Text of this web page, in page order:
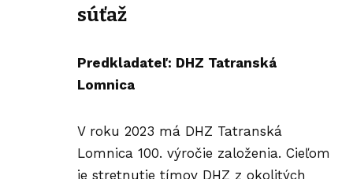
súťaž
Predkladateľ: DHZ Tatranská
Lomnica
V roku 2023 má DHZ Tatranská
Lomnica 100. výročie založenia. Cieľom
je stretnutie tímov DHZ z okolitých